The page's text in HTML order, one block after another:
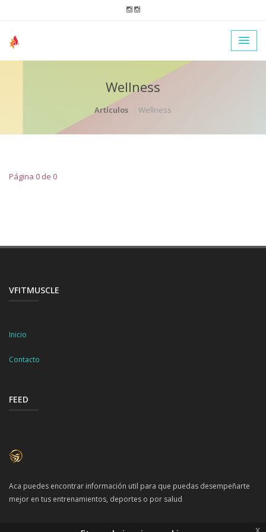
Wellness
Artículos Wellness
Página 0 de 0
VFITMUSCLE
Inicio
Contacto
FEED
Aca puedes encontrar información util para que puedas desempeñarte
mejor en tus entrenamientos, deportes o por salud
x